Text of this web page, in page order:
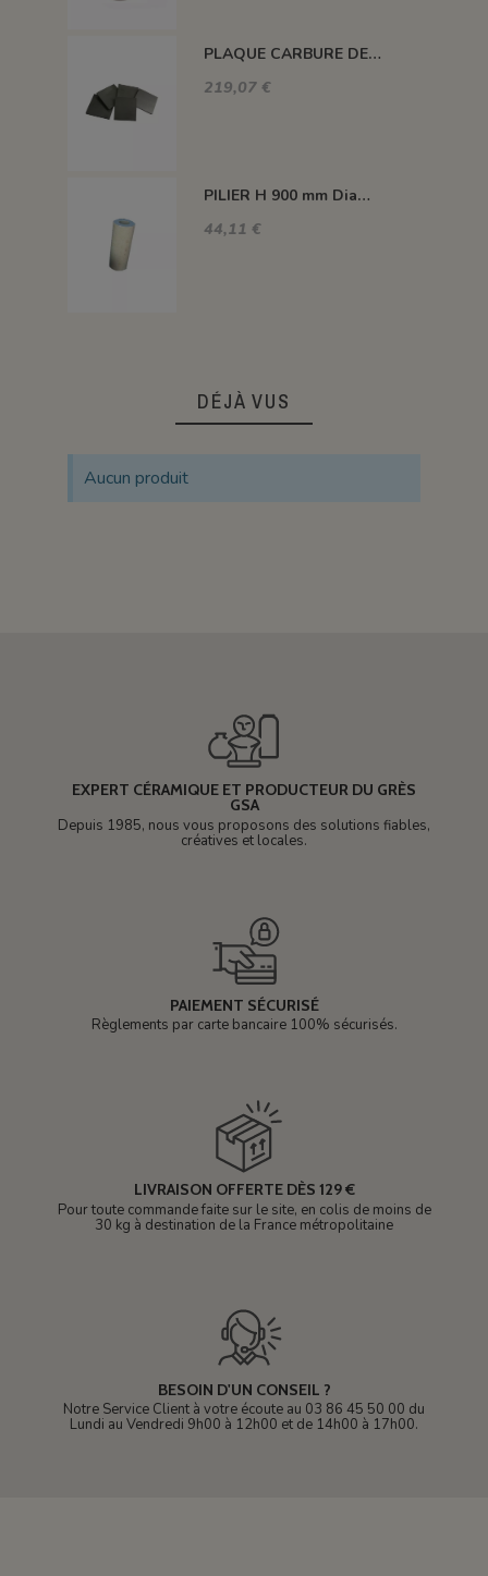
PLAQUE CARBURE DE SILICIUM 1400°C MAXI 420*420*22 MM
219,07 €
PILIER H 900 mm Diam.80 mm 1350°C
44,11 €
DÉJÀ VUS
Aucun produit
EXPERT CÉRAMIQUE ET PRODUCTEUR DU GRÈS
GSA
Depuis 1985, nous vous proposons des solutions fiables,
créatives et locales.
PAIEMENT SÉCURISÉ
Règlements par carte bancaire 100% sécurisés.
LIVRAISON OFFERTE DÈS 129 €
Pour toute commande faite sur le site, en colis de moins de
30 kg à destination de la France métropolitaine
BESOIN D'UN CONSEIL ?
Notre Service Client à votre écoute au 03 86 45 50 00 du
Lundi au Vendredi 9h00 à 12h00 et de 14h00 à 17h00.